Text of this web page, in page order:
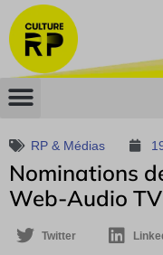
RP & Médias
Nominations
Web-Audio
Twitter